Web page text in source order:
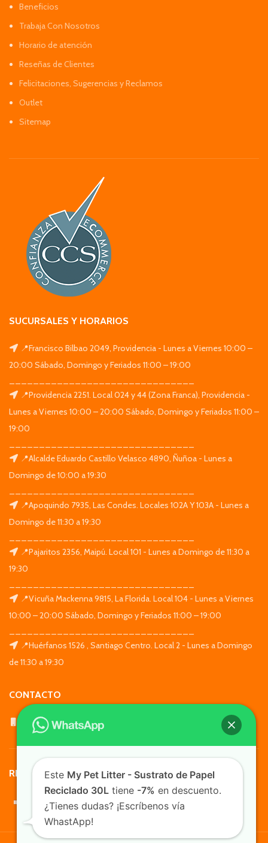
Beneficios
Trabaja Con Nosotros
Horario de atención
Reseñas de Clientes
Felicitaciones, Sugerencias y Reclamos
Outlet
Sitemap
SUCURSALES Y HORARIOS
📍Francisco Bilbao 2049, Providencia - Lunes a Viernes 10:00 –
20:00 Sábado, Domingo y Feriados 11:00 – 19:00
📍Providencia 2251. Local 024 y 44 (Zona Franca), Providencia -
Lunes a Viernes 10:00 – 20:00 Sábado, Domingo y Feriados 11:00 –
19:00
📍Alcalde Eduardo Castillo Velasco 4890, Ñuñoa - Lunes a
Domingo de 10:00 a 19:30
📍Apoquindo 7935, Las Condes. Locales 102A Y 103A - Lunes a
Domingo de 11:30 a 19:30
📍Pajaritos 2356, Maipú. Local 101 - Lunes a Domingo de 11:30 a
19:30
📍Vicuña Mackenna 9815, La Florida. Local 104 - Lunes a Viernes
10:00 – 20:00 Sábado, Domingo y Feriados 11:00 – 19:00
📍Huérfanos 1526 , Santiago Centro. Local 2 - Lunes a Domingo
de 11:30 a 19:30
CONTACTO
WhatsApp: +569 7564 4676
REDES SOCIALES
TusMascotas.cl
Este My Pet Litter - Sustrato de Papel
Reciclado 30L tiene -7% en descuento.
¿Tienes dudas? ¡Escríbenos vía
WhastApp!